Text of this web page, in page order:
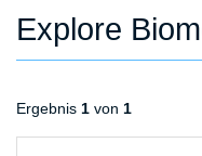
Explore
Ergebnis 1 von 1